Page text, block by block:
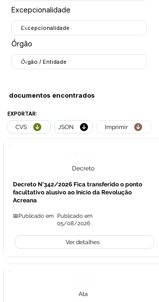
Excepcionalidade
Órgão
documentos encontrados
EXPORTAR:
CVS JSON Imprimir
Decreto
Decreto N°342/2026 Fica transferido o ponto
facultativo alusivo ao Início da Revolução
Acreana
📅Publicado em
Publicado em
05/08/2026
Ver detalhes
Ata